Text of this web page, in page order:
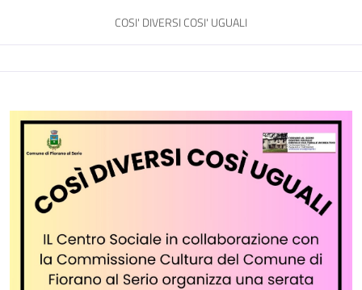
COSI' DIVERSI COSI' UGUALI